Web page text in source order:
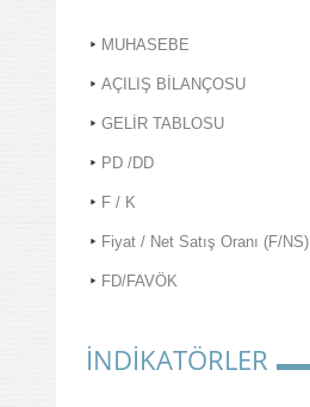
MUHASEBE
AÇILIŞ BİLANÇOSU
GELİR TABLOSU
PD /DD
F / K
Fiyat / Net Satış Oranı (F/NS)
FD/FAVÖK
İNDİKATÖRLER